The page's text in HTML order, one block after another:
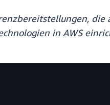
in AWS